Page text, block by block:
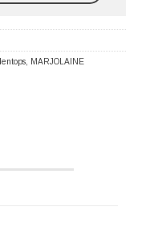
MARJOLAINE